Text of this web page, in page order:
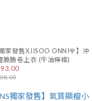
獨家發售XJISOO ONNI🌹】沖
脆脆卷上衣 (牛油檸檬)